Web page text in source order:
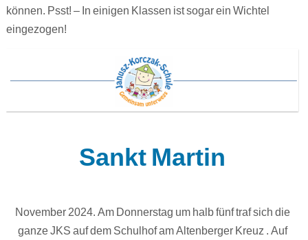
können. Psst! – In einigen Klassen ist sogar ein Wichtel
eingezogen!
Sankt Martin
November 2024. Am Donnerstag um halb fünf traf sich die
ganze JKS auf dem Schulhof am Altenberger Kreuz . Auf